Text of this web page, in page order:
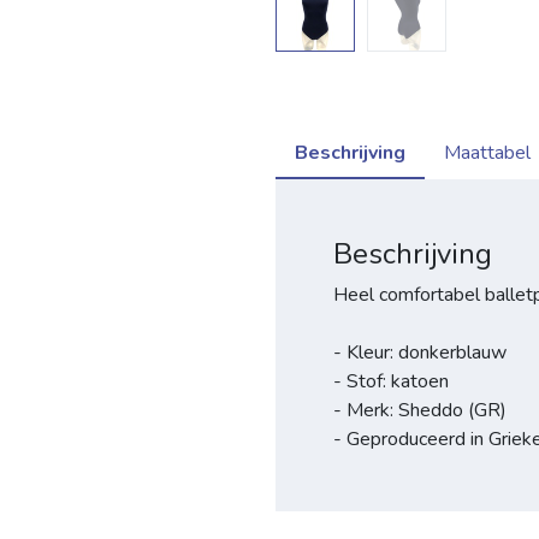
Beschrijving Maattabel
Beschrijving
Heel comfortabel
- Kleur: donkerblauw
- Stof: katoen
- Merk: Sheddo (GR)
- Geproduceerd in